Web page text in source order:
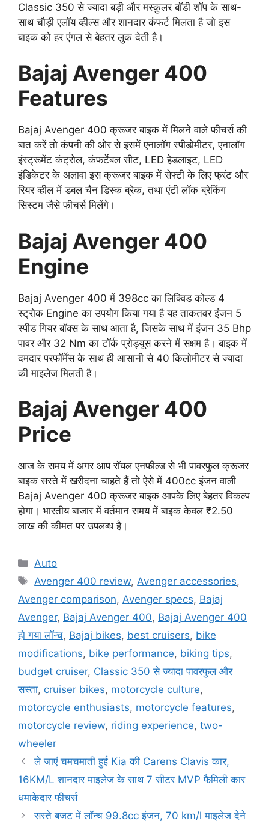
Classic 350 से ज्यादा बड़ी और मस्कुलर बॉडी शॉप के साथ-
साथ चौड़ी एलॉय व्हील्स और शानदार कंफर्ट मिलता है जो इस
बाइक को हर एंगल से बेहतर लुक देती है।
Bajaj Avenger 400
Features
Bajaj Avenger 400 क्रूजर बाइक में मिलने वाले फीचर्स की
बात करें तो कंपनी की ओर से इसमें एनालॉग स्पीडोमीटर, एनालॉग
इंस्ट्रूमेंट कंट्रोल, कंफर्टेबल सीट, LED हेडलाइट, LED
इंडिकेटर के अलावा इस क्रूजर बाइक में सेफ्टी के लिए फ्रंट और
रियर व्हील में डबल चैन डिस्क ब्रेक, तथा एंटी लॉक ब्रेकिंग
सिस्टम जैसे फीचर्स मिलेंगे।
Bajaj Avenger 400
Engine
Bajaj Avenger 400 में 398cc का लिक्विड कोल्ड 4
स्ट्रोक Engine का उपयोग किया गया है यह ताकतवर इंजन 5
स्पीड गियर बॉक्स के साथ आता है, जिसके साथ में इंजन 35 Bhp
पावर और 32 Nm का टॉर्क प्रोड्यूस करने में सक्षम है। बाइक में
दमदार परफॉर्मेंस के साथ ही आसानी से 40 किलोमीटर से ज्यादा
की माइलेज मिलती है।
Bajaj Avenger 400
Price
आज के समय में अगर आप रॉयल एनफील्ड से भी पावरफुल क्रूजर
बाइक सस्ते में खरीदना चाहते हैं तो ऐसे में 400cc इंजन वाली
Bajaj Avenger 400 क्रूजर बाइक आपके लिए बेहतर विकल्प
होगा। भारतीय बाजार में वर्तमान समय में बाइक केवल ₹2.50
लाख की कीमत पर उपलब्ध है।
Categories
Auto
Tags
Avenger 400 review,Avenger accessories,
Avenger comparison, Avenger specs, Bajaj
Avenger, Bajaj Avenger 400, Bajaj Avenger 400
हो गया लॉन्च, Bajaj bikes, best cruisers, bike
modifications, bike performance, biking tips,
budget cruiser, Classic 350 से ज्यादा पावरफुल और
सस्ता, cruiser bikes, motorcycle culture,
motorcycle enthusiasts, motorcycle features,
motorcycle review, riding experience, two-
wheeler
ले जाएं चमचमाती हुई Kia की Carens Clavis कार,
16KM/L शानदार माइलेज के साथ 7 सीटर MVP फैमिली कार
धमाकेदार फीचर्स
सस्ते बजट में लॉन्च 99.8cc इंजन, 70 km/l माइलेज देने